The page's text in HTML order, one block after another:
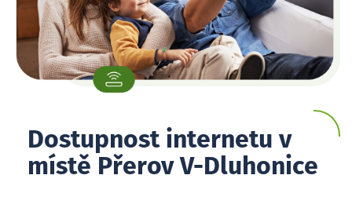
Dostupnost internetu v
místě Přerov V-Dluhonice